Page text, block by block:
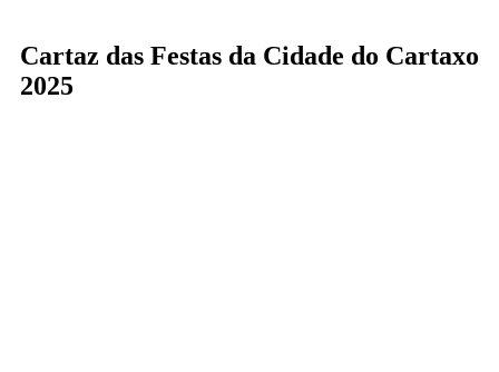
Cartaz das Festas da Cidade do Cartaxo
2025